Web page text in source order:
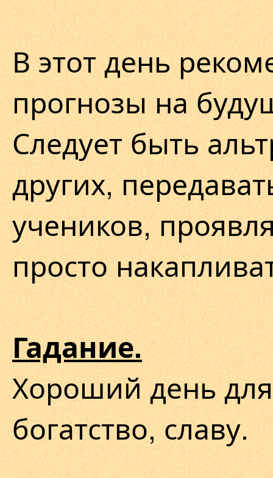
В этот день
прогнозы на
Следует быть
других,
учеников,
просто
Гадание.
Хороший день
богатство, славу.